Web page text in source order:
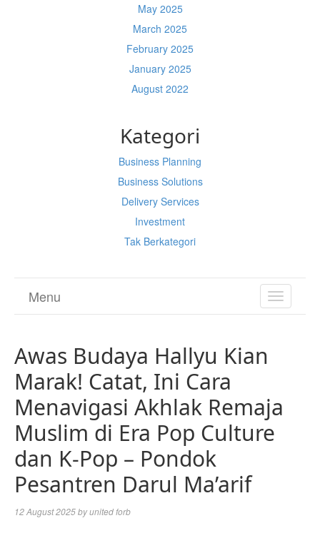
May 2025
March 2025
February 2025
January 2025
August 2022
Kategori
Business Planning
Business Solutions
Delivery Services
Investment
Tak Berkategori
TOGGLE
Menu
Awas Budaya Hallyu Kian
Marak! Catat, Ini Cara
Menavigasi Akhlak Remaja
Muslim di Era Pop Culture
dan K-Pop – Pondok
Pesantren Darul Ma’arif
12 August 2025byunited forb